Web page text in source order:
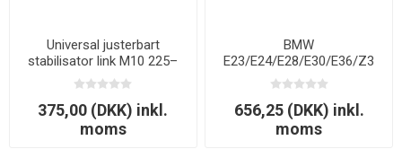
Universal justerbart
stabilisator link M10 225–
265 mm
375,00 (DKK) inkl.
moms
BMW
E23/E24/E28/E30/E36/Z3
bagerste stabilisator links
80 mm
656,25 (DKK) inkl.
moms